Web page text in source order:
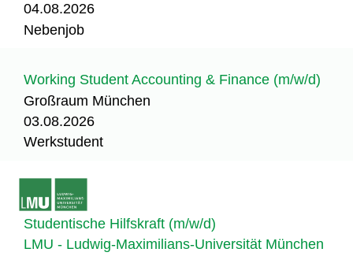
04.08.2026
Nebenjob
Working Student Accounting & Finance (m/w/d)
Großraum München
03.08.2026
Werkstudent
Studentische Hilfskraft (m/w/d)
LMU - Ludwig-Maximilians-Universität München